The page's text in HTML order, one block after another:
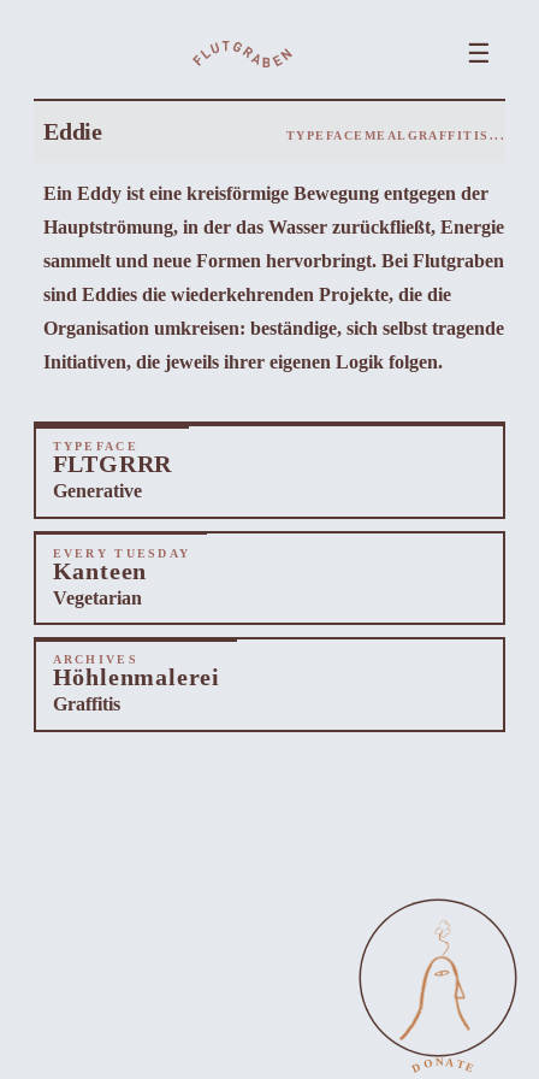
☰
DONATE
Eddie TYPEFACE MEALGRAFFITIS ...
Ein Eddy ist eine kreisförmige Bewegung entgegen der
Hauptströmung, in der das Wasser zurückfließt, Energie
sammelt und neue Formen hervorbringt. Bei Flutgraben
sind Eddies die wiederkehrenden Projekte, die die
Organisation umkreisen: beständige, sich selbst tragende
Initiativen, die jeweils ihrer eigenen Logik folgen.
TYPEFACE
FLTGRRR
Generative
EVERY TUESDAY
Kanteen
Vegetarian
ARCHIVES
Höhlenmalerei
Graffitis